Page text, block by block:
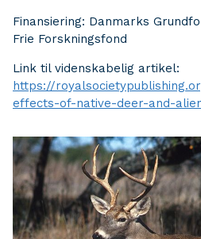
Finansiering: Danmarks
Frie Forskningsfond
Link til videnskabelig artikel:
https://
effects-of-native-deer-and-